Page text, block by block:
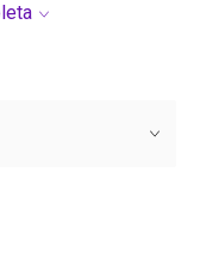
uniforme y